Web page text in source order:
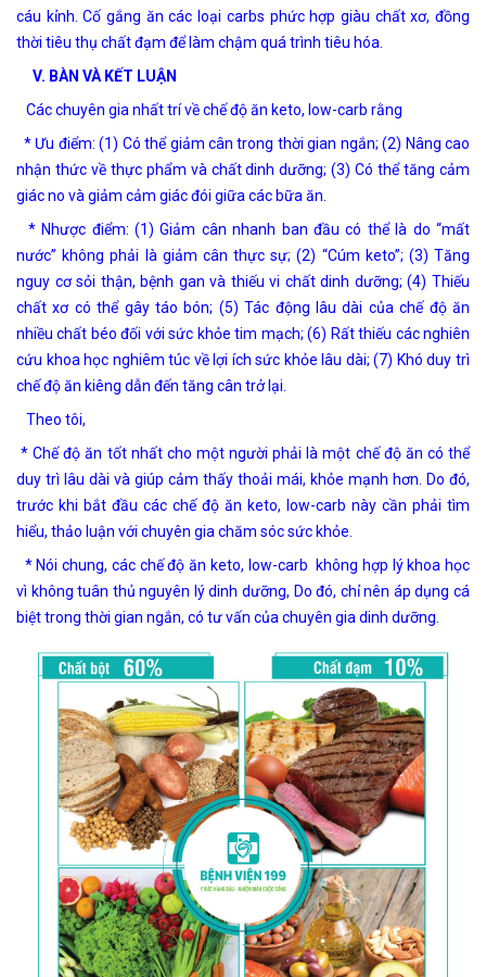
cáu kỉnh. Cố gắng ăn các loại carbs phức hợp giàu chất xơ, đồng
thời tiêu thụ chất đạm để làm chậm quá trình tiêu hóa.
V. BÀN VÀ KẾT LUẬN
Các chuyên gia nhất trí về chế độ ăn keto, low-carb rằng
* Ưu điểm: (1) Có thể giảm cân trong thời gian ngắn; (2) Nâng cao
nhận thức về thực phẩm và chất dinh dưỡng; (3) Có thể tăng cảm
giác no và giảm cảm giác đói giữa các bữa ăn.
* Nhược điểm: (1) Giảm cân nhanh ban đầu có thể là do “mất
nước” không phải là giảm cân thực sự; (2) “Cúm keto”; (3) Tăng
nguy cơ sỏi thận, bệnh gan và thiếu vi chất dinh dưỡng; (4) Thiếu
chất xơ có thể gây táo bón; (5) Tác động lâu dài của chế độ ăn
nhiều chất béo đối với sức khỏe tim mạch; (6) Rất thiếu các nghiên
cứu khoa học nghiêm túc về lợi ích sức khỏe lâu dài; (7) Khó duy trì
chế độ ăn kiêng dẫn đến tăng cân trở lại.
Theo tôi,
* Chế độ ăn tốt nhất cho một người phải là một chế độ ăn có thể
duy trì lâu dài và giúp cảm thấy thoải mái, khỏe mạnh hơn. Do đó,
trước khi bắt đầu các chế độ ăn keto, low-carb này cần phải tìm
hiểu, thảo luận với chuyên gia chăm sóc sức khỏe.
* Nói chung, các chế độ ăn keto, low-carb không hợp lý khoa học
vì không tuân thủ nguyên lý dinh dưỡng, Do đó, chỉ nên áp dụng cá
biệt trong thời gian ngắn, có tư vấn của chuyên gia dinh dưỡng.